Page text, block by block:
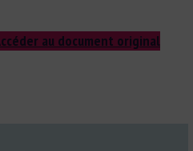
au document original